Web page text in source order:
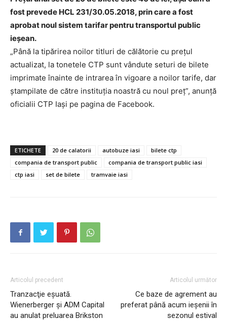
fost prevede HCL 231/30.05.2018, prin care a fost
aprobat noul sistem tarifar pentru transportul public
ieșean.
„Până la tipărirea noilor titluri de călătorie cu prețul
actualizat, la tonetele CTP sunt vândute seturi de bilete
imprimate înainte de intrarea în vigoare a noilor tarife, dar
ștampilate de către instituția noastră cu noul preț”, anunță
oficialii CTP Iași pe pagina de Facebook.
ETICHETE 20 de calatorii autobuze iasi
bilete ctp
compania de transport public
compania de transport public iasi
ctp iasi
set de bilete tramvaie iasi
Articolul precedent
Tranzacţie eşuată.
Wienerberger şi ADM Capital
au anulat preluarea Brikston
Articolul următor
Ce baze de agrement au
preferat până acum ieșenii în
sezonul estival